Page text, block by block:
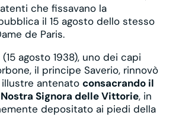
che fissavano la
il 15 agosto dello stesso
de Paris.
agosto 1938), uno dei capi
il principe Saverio, rinnovò
illustre antenatoconsacrando il
Signora delle Vittorie, in
depositato ai piedi della